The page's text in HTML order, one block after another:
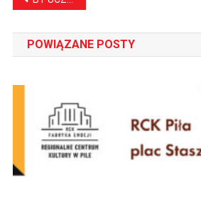
wpisu
POWIĄZANE POSTY